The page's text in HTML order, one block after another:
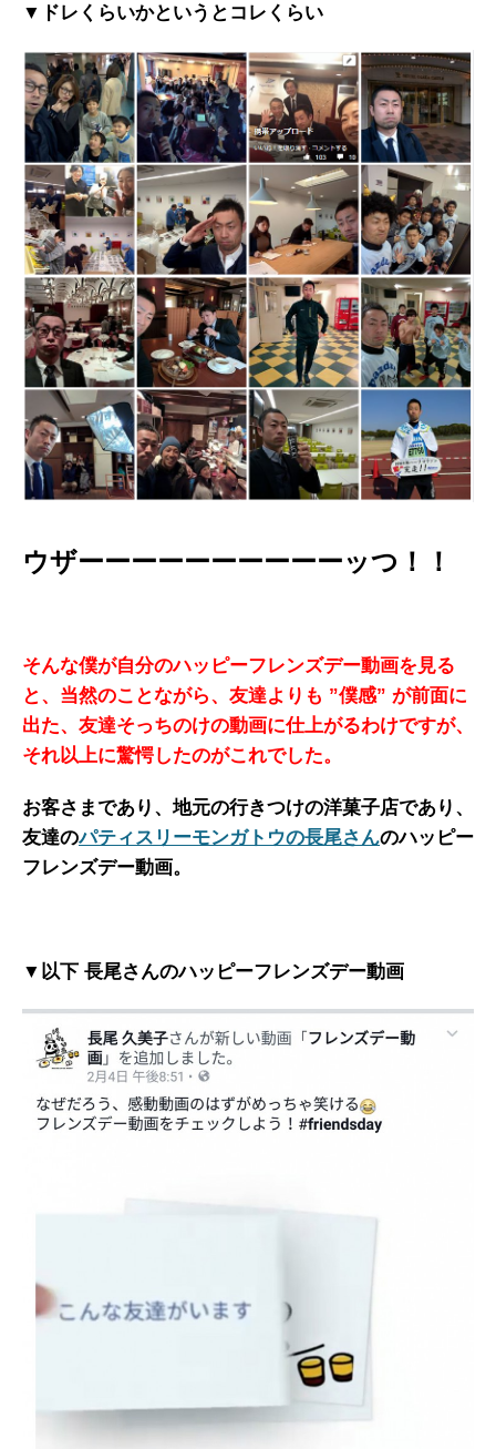
▼ドレくらいかというとコレくらい
ウザーーーーーーーーーーッつ！！
そんな僕が自分のハッピーフレンズデー動画を見る
と、当然のことながら、友達よりも ”僕感” が前面に
出た、友達そっちのけの動画に仕上がるわけですが、
それ以上に驚愕したのがこれでした。
お客さまであり、地元の行きつけの洋菓子店であり、
友達のパティスリーモンガトウの長尾さんのハッピー
フレンズデー動画。
▼以下 長尾さんのハッピーフレンズデー動画